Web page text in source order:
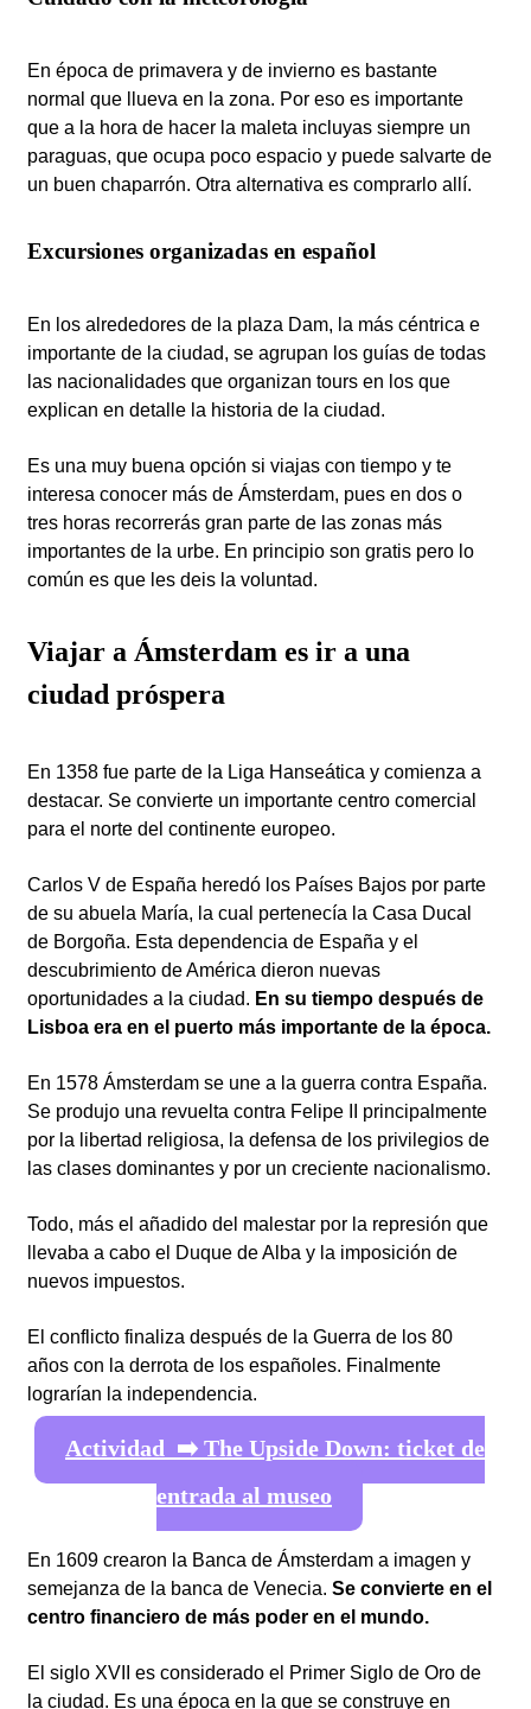
En época de primavera y de invierno es bastante
normal que llueva en la zona. Por eso es importante
que a la hora de hacer la maleta incluyas siempre un
paraguas, que ocupa poco espacio y puede salvarte de
un buen chaparrón. Otra alternativa es comprarlo allí.
Excursiones organizadas en español
En los alrededores de la plaza Dam, la más céntrica e
importante de la ciudad, se agrupan los guías de todas
las nacionalidades que organizan tours en los que
explican en detalle la historia de la ciudad.
Es una muy buena opción si viajas con tiempo y te
interesa conocer más de Ámsterdam, pues en dos o
tres horas recorrerás gran parte de las zonas más
importantes de la urbe. En principio son gratis pero lo
común es que les deis la voluntad.
Viajar a Ámsterdam es ir a una
ciudad próspera
En 1358 fue parte de la Liga Hanseática y comienza a
destacar. Se convierte un importante centro comercial
para el norte del continente europeo.
Carlos V de España heredó los Países Bajos por parte
de su abuela María, la cual pertenecía la Casa Ducal
de Borgoña. Esta dependencia de España y el
descubrimiento de América dieron nuevas
oportunidades a la ciudad. En su tiempo después de
Lisboa era en el puerto más importante de la época.
En 1578 Ámsterdam se une a la guerra contra España.
Se produjo una revuelta contra Felipe II principalmente
por la libertad religiosa, la defensa de los privilegios de
las clases dominantes y por un creciente nacionalismo.
Todo, más el añadido del malestar por la represión que
llevaba a cabo el Duque de Alba y la imposición de
nuevos impuestos.
El conflicto finaliza después de la Guerra de los 80
años con la derrota de los españoles. Finalmente
lograrían la independencia.
Actividad ➡️ The Upside Down: ticket de
entrada al museo
En 1609 crearon la Banca de Ámsterdam a imagen y
semejanza de la banca de Venecia. Se convierte en el
centro financiero de más poder en el mundo.
El siglo XVII es considerado el Primer Siglo de Oro de
la ciudad. Es una época en la que se construye en